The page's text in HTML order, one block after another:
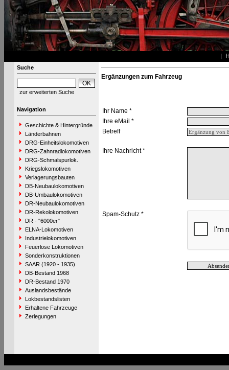
Suche
zur erweiterten Suche
Navigation
Geschichte & Hintergründe
Länderbahnen
DRG-Einheitslokomotiven
DRG-Zahnradlokomotiven
DRG-Schmalspurlok.
Kriegslokomotiven
Verlagerungsbauten
DB-Neubaulokomotiven
DB-Umbaulokomotiven
DR-Neubaulokomotiven
DR-Rekolokomotiven
DR - "6000er"
ELNA-Lokomotiven
Industrielokomotiven
Feuerlose Lokomotiven
Sonderkonstruktionen
SAAR (1920 - 1935)
DB-Bestand 1968
DR-Bestand 1970
Auslandsbestände
Lokbestandslisten
Erhaltene Fahrzeuge
Zerlegungen
Ergänzungen zum Fahrzeug
Ihr Name *
Ihre eMail *
Betreff
Ihre Nachricht *
Spam-Schutz *